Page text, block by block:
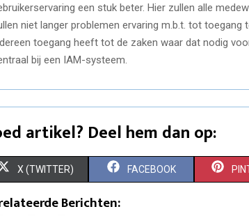
een stuk beter. Hier zullen alle
niet langer problemen ervaring m.b.t. tot
toegang heeft tot de zaken waar dat nodig
bij een IAM-systeem.
artikel? Deel hem dan op:
S
X (TWITTER) S
FACEBOOK S
Berichten: